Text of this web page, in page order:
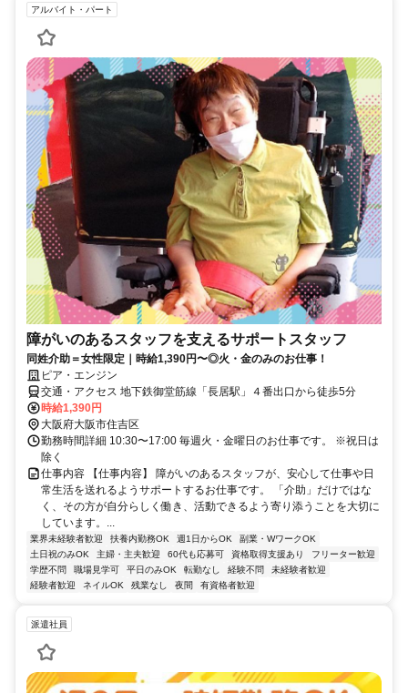
アルバイト・パート
障がいのあるスタッフを支えるサポートスタッフ
同姓介助＝女性限定｜時給1,390円〜◎火・金のみのお仕事！
ピア・エンジン
交通・アクセス 地下鉄御堂筋線「長居駅」４番出口から徒歩5分
時給1,390円
大阪府大阪市住吉区
勤務時間詳細 10:30〜17:00 毎週火・金曜日のお仕事です。 ※祝日は
除く
仕事内容 【仕事内容】 障がいのあるスタッフが、安心して仕事や日
常生活を送れるようサポートするお仕事です。 「介助」だけではな
く、その方が自分らしく働き、活動できるよう寄り添うことを大切に
しています。...
業界未経験者歓迎 扶養内勤務OK 週1日からOK
副業・WワークOK
土日祝のみOK
主婦・主夫歓迎 60代も応募可 資格取得支援あり
フリーター歓迎
学歴不問
職場見学可 平日のみOK 転勤なし 経験不問
未経験者歓迎
経験者歓迎
ネイルOK 残業なし 夜間 有資格者歓迎
派遣社員